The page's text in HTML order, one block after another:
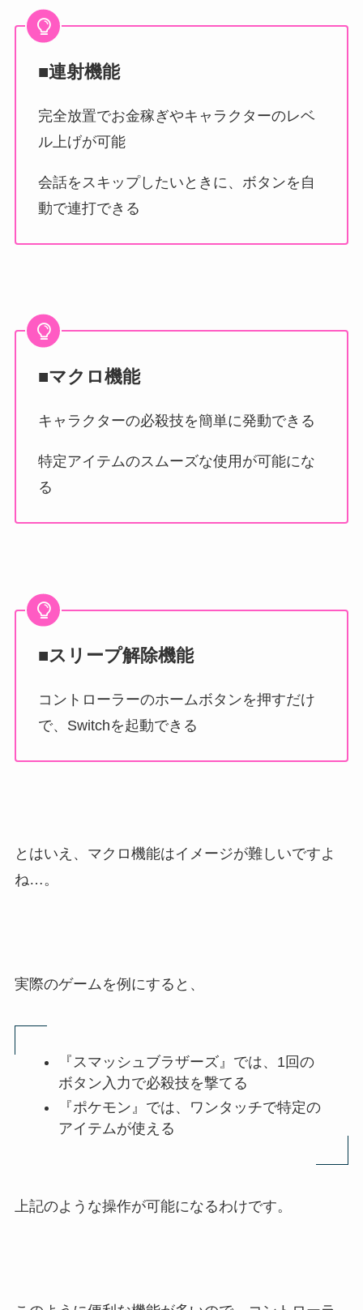
■連射機能
完全放置でお金稼ぎやキャラクターのレベ
ル上げが可能
会話をスキップしたいときに、ボタンを自
動で連打できる
■マクロ機能
キャラクターの必殺技を簡単に発動できる
特定アイテムのスムーズな使用が可能にな
る
■スリープ解除機能
コントローラーのホームボタンを押すだけ
で、Switchを起動できる
とはいえ、マクロ機能はイメージが難しいですよ
ね…。
実際のゲームを例にすると、
『スマッシュブラザーズ』では、1回の
ボタン入力で必殺技を撃てる
『ポケモン』では、ワンタッチで特定の
アイテムが使える
上記のような操作が可能になるわけです。